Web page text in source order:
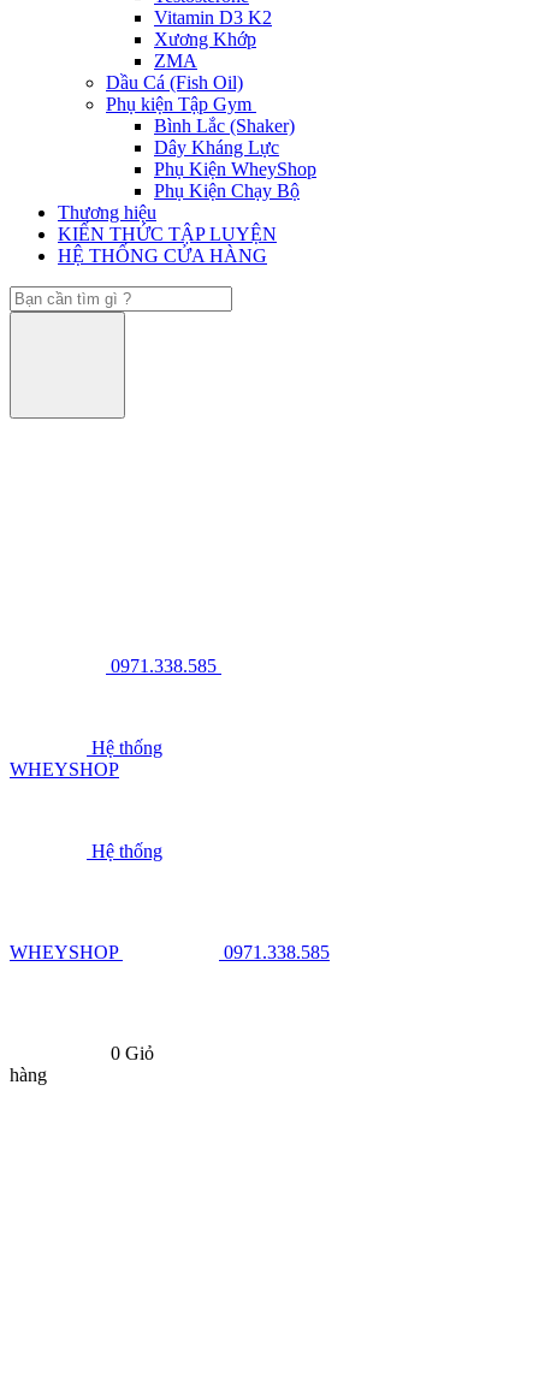
Vitamin D3 K2
Xương Khớp
ZMA
Dầu Cá (Fish Oil)
Phụ kiện Tập Gym
Bình Lắc (Shaker)
Dây Kháng Lực
Phụ Kiện WheyShop
Phụ Kiện Chạy Bộ
Thương hiệu
KIẾN THỨC TẬP LUYỆN
HỆ THỐNG CỬA HÀNG
0971.338.585
Hệ thống
WHEYSHOP
Hệ thống
WHEYSHOP 0971.338.585
0 Giỏ
hàng